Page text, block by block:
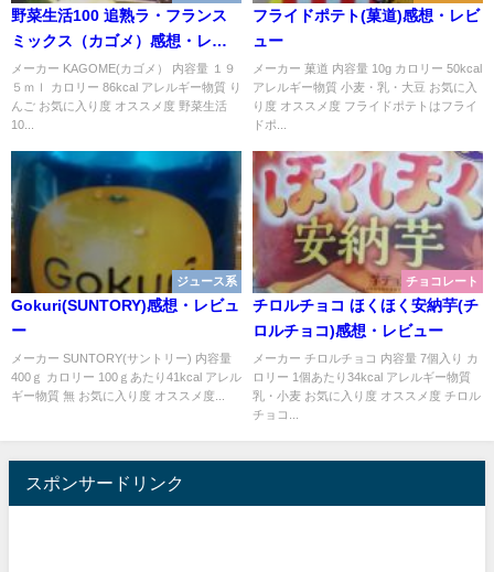
野菜生活100 追熟ラ・フランス
ミックス（カゴメ）感想・レビ
ュー
メーカー KAGOME(カゴメ） 内容量 １９
５ｍｌ カロリー 86kcal アレルギー物質 り
んご お気に入り度 オススメ度 野菜生活
10...
フライドポテト(菓道)感想・レビ
ュー
メーカー 菓道 内容量 10g カロリー 50kcal
アレルギー物質 小麦・乳・大豆 お気に入
り度 オススメ度 フライドポテトはフライ
ドポ...
ジュース系
Gokuri(SUNTORY)感想・レビュ
ー
メーカー SUNTORY(サントリー) 内容量
400ｇ カロリー 100ｇあたり41kcal アレル
ギー物質 無 お気に入り度 オススメ度...
チョコレート
チロルチョコ ほくほく安納芋(チ
ロルチョコ)感想・レビュー
メーカー チロルチョコ 内容量 7個入り カ
ロリー 1個あたり34kcal アレルギー物質
乳・小麦 お気に入り度 オススメ度 チロル
チョコ...
スポンサードリンク